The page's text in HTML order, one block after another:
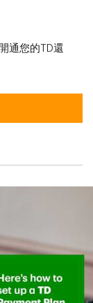
通您的TD還